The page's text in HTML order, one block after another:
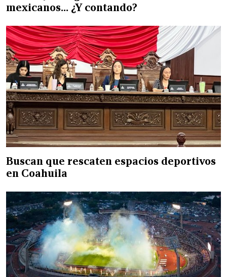
mexicanos… ¿Y contando?
Buscan que rescaten espacios deportivos
en Coahuila